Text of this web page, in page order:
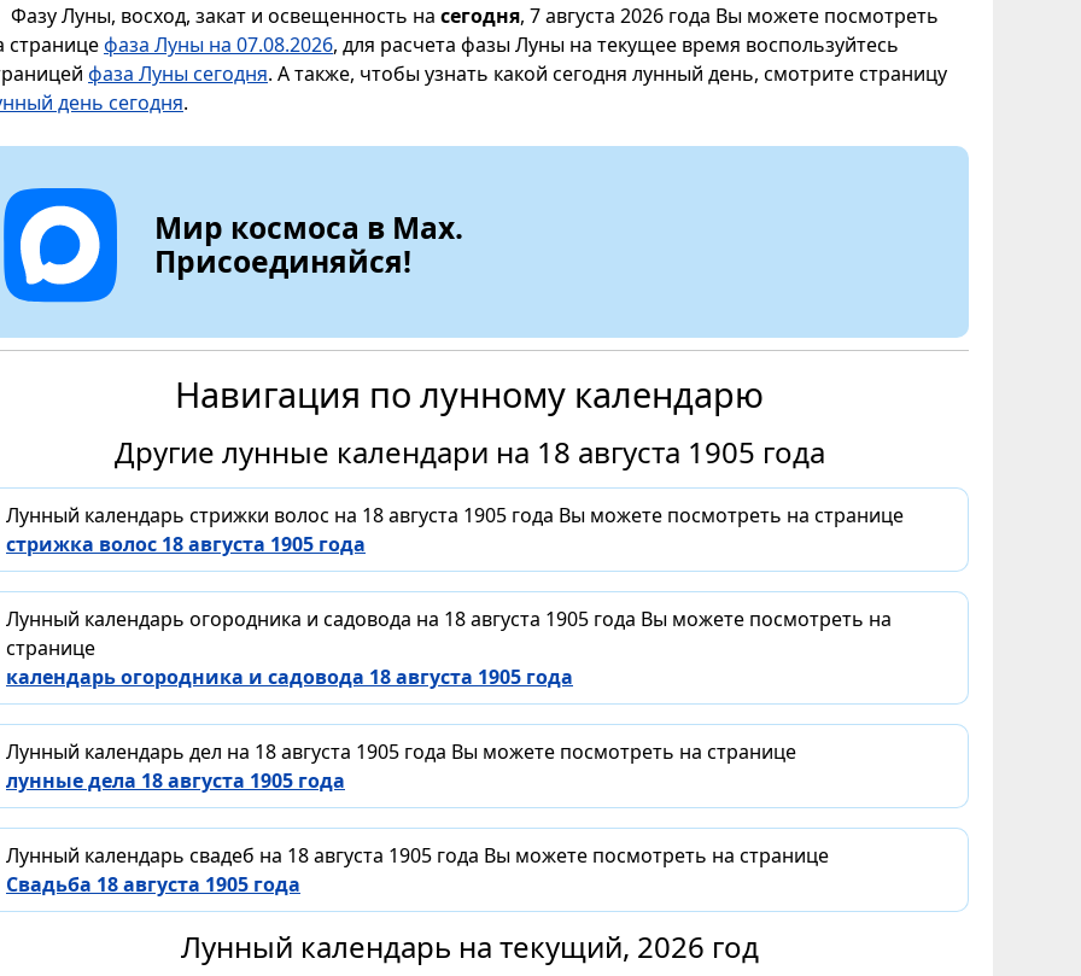
Фазу Луны, восход, закат и освещенность на сегодня, 7 августа 2026 года Вы можете посмотреть
страницефаза Луны на 07.08.2026, для расчета фазы Луны на текущее время воспользуйтесь
фаза Луны сегодня. А также, чтобы узнать какой сегодня лунный день, смотрите страницу
день сегодня.
Мир космоса в Max.
Присоединяйся!
Навигация по лунному календарю
Другие лунные календари на 18 августа 1905 года
Лунный календарь стрижки волос на 18 августа 1905 года Вы можете посмотреть на странице
стрижка волос 18 августа 1905 года
Лунный календарь огородника и садовода на 18 августа 1905 года Вы можете посмотреть на
странице
календарь огородника и садовода 18 августа 1905 года
Лунный календарь дел на 18 августа 1905 года Вы можете посмотреть на странице
лунные дела 18 августа 1905 года
Лунный календарь свадеб на 18 августа 1905 года Вы можете посмотреть на странице
Свадьба 18 августа 1905 года
Лунный календарь на текущий, 2026 год